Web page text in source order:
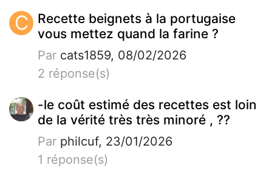
C
Recette beignets à la portugaise
vous mettez quand la farine ?
Par cats1859, 08/02/2026
2 réponse(s)
-le coût estimé des recettes est loin
de la vérité très très minoré , ??
Par philcuf, 23/01/2026
1 réponse(s)